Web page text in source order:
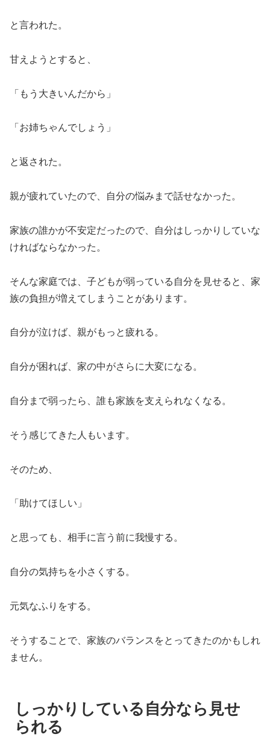
と言われた。
甘えようとすると、
「もう大きいんだから」
「お姉ちゃんでしょう」
と返された。
親が疲れていたので、自分の悩みまで話せなかった。
家族の誰かが不安定だったので、自分はしっかりしていな
ければならなかった。
そんな家庭では、子どもが弱っている自分を見せると、家
族の負担が増えてしまうことがあります。
自分が泣けば、親がもっと疲れる。
自分が困れば、家の中がさらに大変になる。
自分まで弱ったら、誰も家族を支えられなくなる。
そう感じてきた人もいます。
そのため、
「助けてほしい」
と思っても、相手に言う前に我慢する。
自分の気持ちを小さくする。
元気なふりをする。
そうすることで、家族のバランスをとってきたのかもしれ
ません。
しっかりしている自分なら見せ
られる